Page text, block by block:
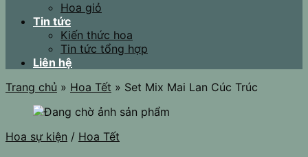
Hoa giỏ
Tin tức
Kiến thức hoa
Tin tức tổng hợp
Liên hệ
Trang chủ » Hoa Tết » Set Mix Mai Lan Cúc Trúc
Hoa sự kiện / Hoa Tết